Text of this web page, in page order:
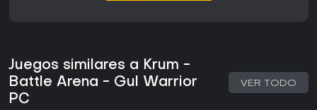
Juegos similares a Krum -
Battle Arena - Gul Warrior
PC
VER TODO